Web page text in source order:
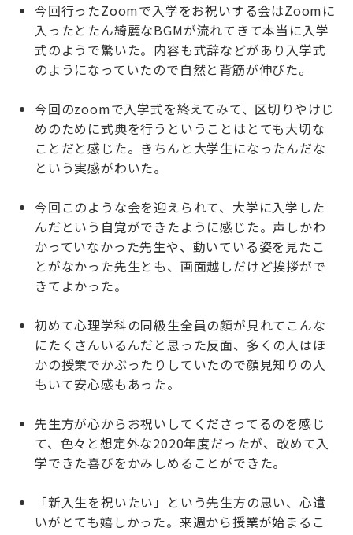
今回行ったZoomで入学をお祝いする会はZoomに
入ったとたん綺麗なBGMが流れてきて本当に入学
式のようで驚いた。内容も式辞などがあり入学式
のようになっていたので自然と背筋が伸びた。
今回のzoomで入学式を終えてみて、区切りやけじ
めのために式典を行うということはとても大切な
ことだと感じた。きちんと大学生になったんだな
という実感がわいた。
今回このような会を迎えられて、大学に入学した
んだという自覚ができたように感じた。声しかわ
かっていなかった先生や、動いている姿を見たこ
とがなかった先生とも、画面越しだけど挨拶がで
きてよかった。
初めて心理学科の同級生全員の顔が見れてこんな
にたくさんいるんだと思った反面、多くの人はほ
かの授業でかぶったりしていたので顔見知りの人
もいて安心感もあった。
先生方が心からお祝いしてくださってるのを感じ
て、色々と想定外な2020年度だったが、改めて入
学できた喜びをかみしめることができた。
「新入生を祝いたい」という先生方の思い、心遣
いがとても嬉しかった。来週から授業が始まるこ